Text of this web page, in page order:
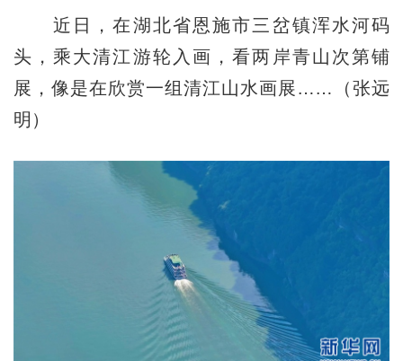
近日，在湖北省恩施市三岔镇浑水河码
头，乘大清江游轮入画，看两岸青山次第铺
展，像是在欣赏一组清江山水画展……（张远
明）